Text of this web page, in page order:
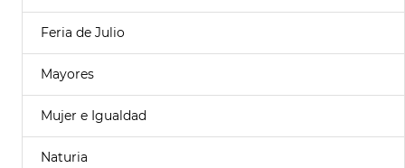
Feria de Julio
Mayores
Mujer e Igualdad
Naturia